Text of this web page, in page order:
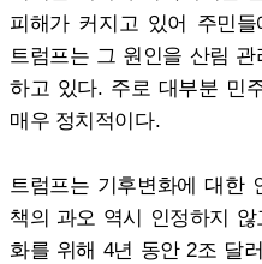
피해가 커지고 있어 주민
트럼프는 그 원인을 산림
하고 있다. 주로 대부분 민
매우 정치적이다.
트럼프는 기후변화에 대한
책의 과오 역시 인정하지
화를 위해 4년 동안 2조 달